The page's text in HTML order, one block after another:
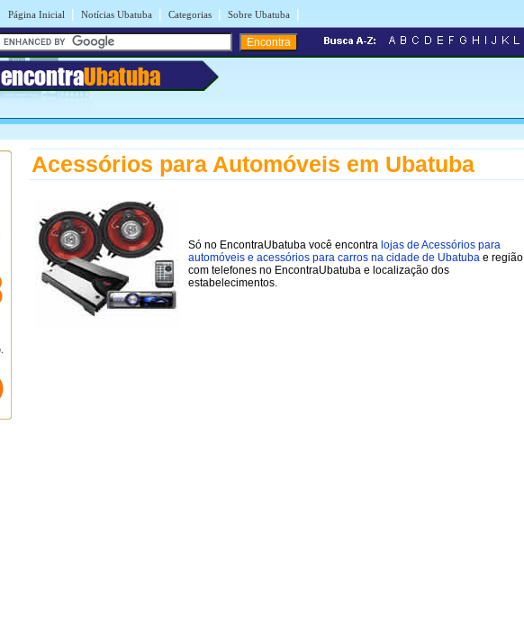
Página Inicial | Notícias Ubatuba | Categorias | Sobre Ubatuba |
encontraUbatuba
Acessórios para Automóveis em Ubatuba
Só no EncontraUbatuba você encontra lojas de Acessórios para
automóveis e acessórios para carros na cidade de Ubatuba e região,
com telefones no EncontraUbatuba e localização dos
estabelecimentos.